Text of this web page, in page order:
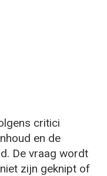
critici
en de
De vraag wordt
zijn geknipt of